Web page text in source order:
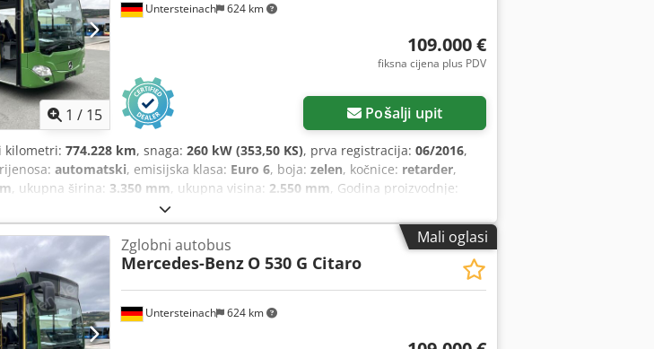
1 / 15
Untersteinach 624 km
109.000 €
fiksna cijena plus PDV
Pošalji upit
kilometri: 774.228 km, snaga: 260 kW (353,50 KS), prva registracija: 06/2016,
automatski, emisijska klasa: Euro 6, boja: zelen, kočnice: retarder,
, ukupna širina: 3.350 mm, ukupna visina: 2.550 mm, Godina proizvodnje:
uređaj, kontrola proklizavanja, servo upravljač, tempomat
Mali oglasi
Untersteinach 624 km
Zglobni autobus
Mercedes-Benz O 530 G Citaro